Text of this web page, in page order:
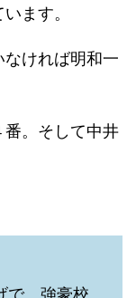
ます。
ければ明和一
。そして中井